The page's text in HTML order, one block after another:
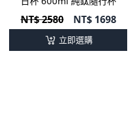
NT$ 2580 NT$1698
立即選購